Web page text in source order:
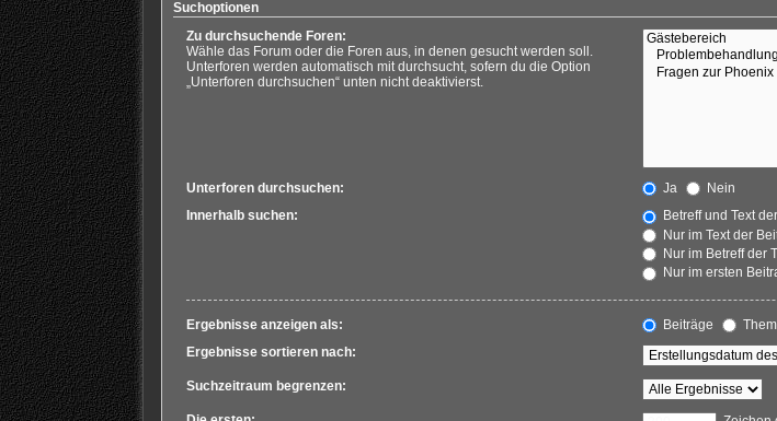
Suchoptionen
Zu durchsuchende Foren:
Wähle das Forum oder die Foren aus, in denen gesucht werden soll.
Unterforen werden automatisch mit durchsucht, sofern du die Option
„Unterforen durchsuchen“ unten nicht deaktivierst.
Unterforen durchsuchen: Ja
Nein
Innerhalb suchen:
Betreff und Text
Nur im Text der
Nur im Betreff der
Nur im ersten
Ergebnisse anzeigen als: Beiträge
Ergebnisse sortieren nach:
Suchzeitraum begrenzen: